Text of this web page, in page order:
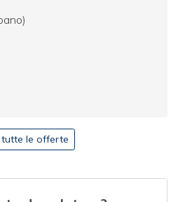
tutte le offerte